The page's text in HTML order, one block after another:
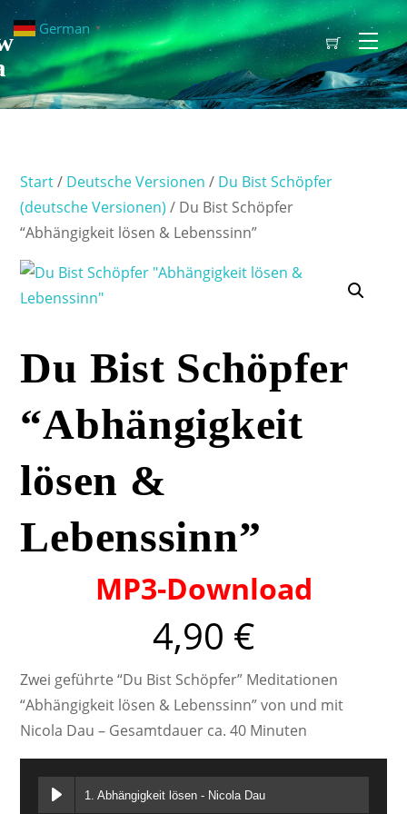
Start/ Deutsche Versionen / Du Bist Schöpfer
(deutsche Versionen) / Du Bist Schöpfer
“Abhängigkeit lösen & Lebenssinn”
Du Bist Schöpfer
“Abhängigkeit
lösen &
Lebenssinn”
MP3-Download
4,90 €
Zwei geführte “Du Bist Schöpfer” Meditationen
“Abhängigkeit lösen & Lebenssinn” von und mit
Nicola Dau – Gesamtdauer ca. 40 Minuten
1. Abhängigkeit lösen - Nicola Dau
German ▼